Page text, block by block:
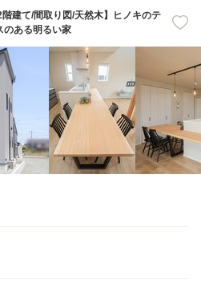
階建て/間取り図/天然木】ヒノキのテ
のある明るい家